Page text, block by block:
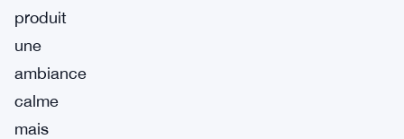
produit
une
ambiance
calme
mais